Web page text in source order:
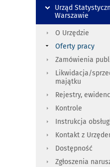
Urząd
Warszawie
O Urzędzie
Oferty pracy
Zamówienia
Likwidacja/
majątku
Rejestry,
Kontrole
Instrukcja
Kontakt z
Dostępność
Zgłoszenia